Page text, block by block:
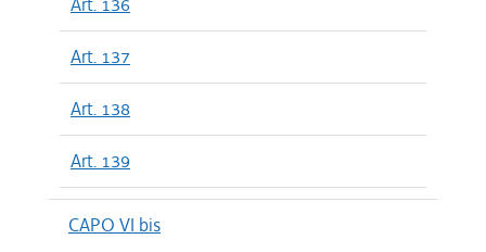
Art. 137
Art. 138
Art. 139
CAPO VI bis